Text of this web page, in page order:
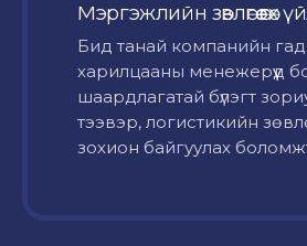
Мэргэжлийн зөвлөгөө өгөх
Бид танай компанийн
харилцааны менежерүүд
шаардлагатай бүлэгт
тээвэр, логистикийн
зохион байгуулах